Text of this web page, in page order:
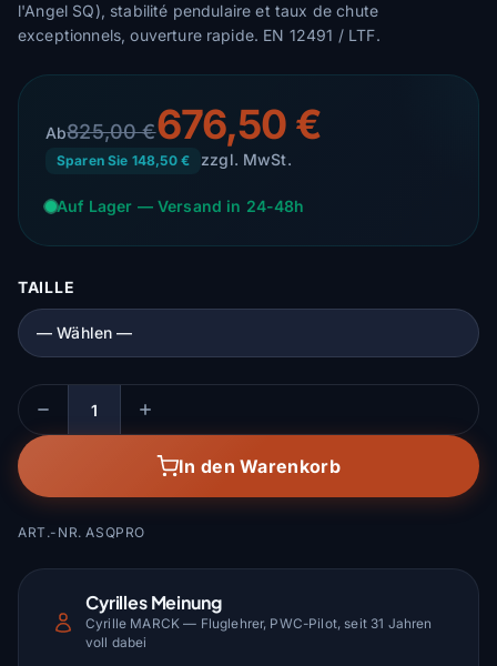
l'Angel SQ), stabilité pendulaire et taux de chute
exceptionnels, ouverture rapide. EN 12491 / LTF.
Ab825,00 €676,50 €
Sparen Sie 148,50 € zzgl. MwSt.
Auf Lager — Versand in 24-48h
TAILLE
Menge
In den Warenkorb
ART.-NR. ASQPRO
Cyrilles Meinung
Cyrille MARCK — Fluglehrer, PWC-Pilot, seit 31 Jahren
voll dabei